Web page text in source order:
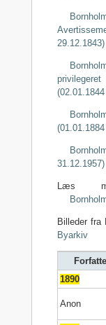
29.12.1843)
31.12.1957)
Læs
Billeder fra
Byarkiv
1890
Anon